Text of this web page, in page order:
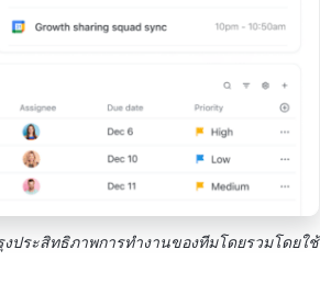
ระสิทธิภาพการทำงานของทีมโดยรวมโดยใช้